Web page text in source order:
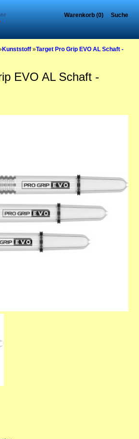
Warenkorb (0) Suche
Kunststoff »Target Pro Grip EVO AL Schaft -
EVO AL Schaft -